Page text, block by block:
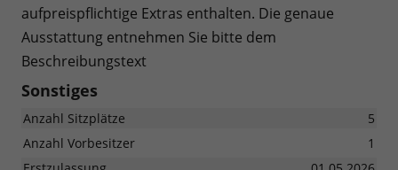
aufpreispflichtige Extras enthalten. Die genaue
Ausstattung entnehmen Sie bitte dem
Beschreibungstext
Sonstiges
Anzahl Sitzplätze
5
Anzahl Vorbesitzer
1